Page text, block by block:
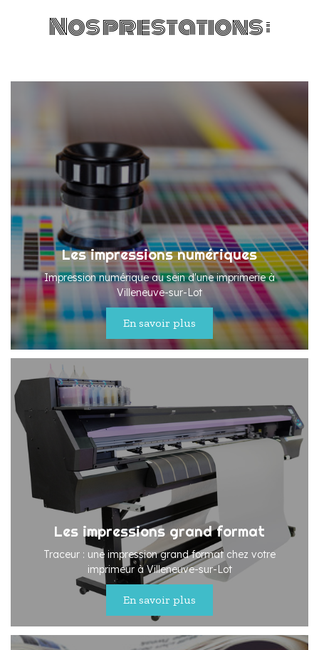
Nos prestations :
Les impressions numériques
Impression numérique au sein d'une imprimerie à
Villeneuve-sur-Lot
En savoir plus
Les impressions grand format
Traceur : une impression grand format chez votre
imprimeur à Villeneuve-sur-Lot
En savoir plus